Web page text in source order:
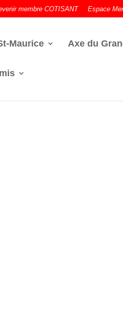
membre COTISANT Espace
Maurice Axe du